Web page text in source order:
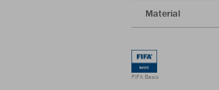
Material
FIFA Basic